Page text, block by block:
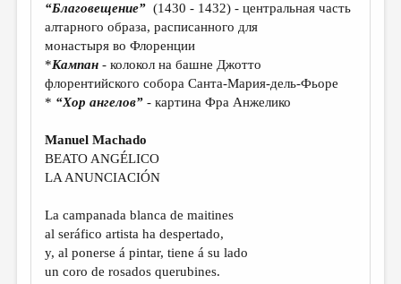
МЕДИА
ВКОНТАКТЕ
“Благовещение” (1430 - 1432) - центральная часть
алтарного образа, расписанного для
монастыря во Флоренции
*Кампан - колокол на башне Джотто
флорентийского собора Санта-Мария-дель-Фьоре
* “Хор ангелов” - картина Фра Анжелико
Manuel Machado
BEATO ANGÉLICO
LA ANUNCIACIÓN
La campanada blanca de maitines
al seráfico artista ha despertado,
y, al ponerse á pintar, tiene á su lado
un coro de rosados querubines.